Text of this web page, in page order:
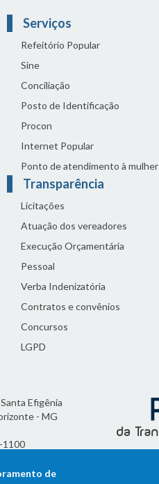
Serviços
Refeitório Popular
Sine
Conciliação
Posto de Identificação
Procon
Internet Popular
Ponto de atendimento à mulher
Transparência
Licitações
Atuação dos vereadores
Execução Orçamentária
Pessoal
Verba Indenizatória
Contratos e convênios
Concursos
LGPD
Efigênia
- MG
1100
de